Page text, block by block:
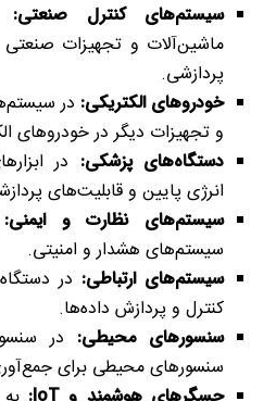
سیستم‌های کنترل صنعتی:
ماشین‌آلات و تجهیزات صنعتی
پردازشی.
خودروهای الکتریکی: در
و تجهیزات دیگر در خودروهای
دستگاه‌های پزشکی: در
انرژی پایین و قابلیت‌های
سیستم‌های نظارت و ایمنی:
سیستم‌های هشدار و امنیتی.
سیستم‌های ارتباطی: در
کنترل و پردازش داده‌ها.
سنسورهای محیطی: در
سنسورهای محیطی برای